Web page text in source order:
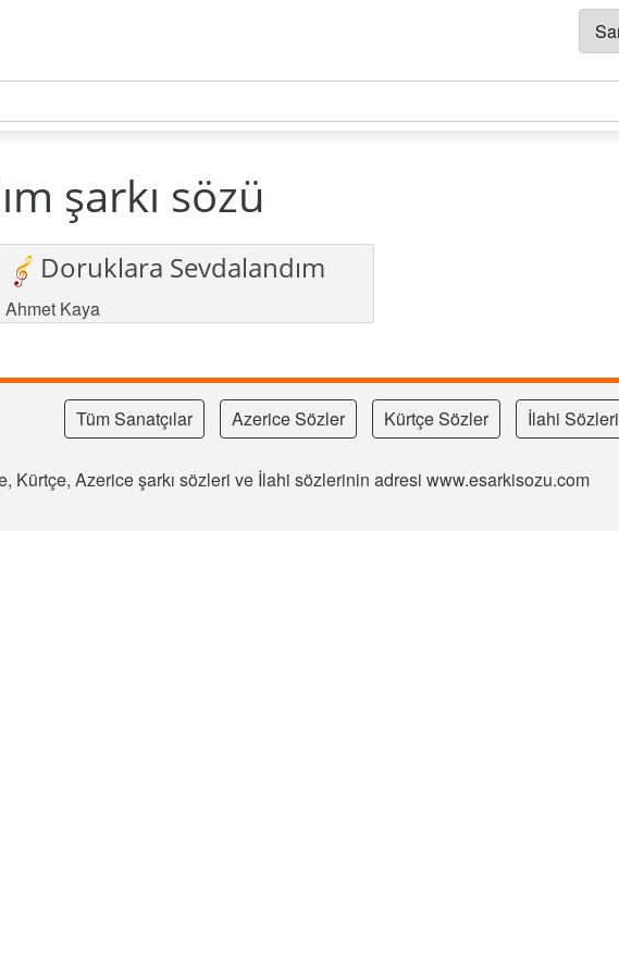
şarkı sözü
Doruklara Sevdalandım
Ahmet Kaya
Tüm Sanatçılar Azerice Sözler Kürtçe Sözler İlahi Sözleri
Kürtçe, Azerice şarkı sözleri ve İlahi sözlerinin adresi www.esarkisozu.com